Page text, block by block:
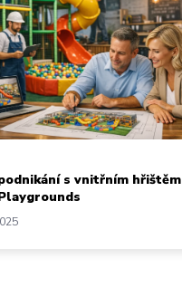
s vnitřním hřištěm